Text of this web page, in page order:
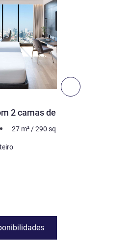
Seguinte - Quarto
2 camas de solteiro
27 m² /290 sq ft